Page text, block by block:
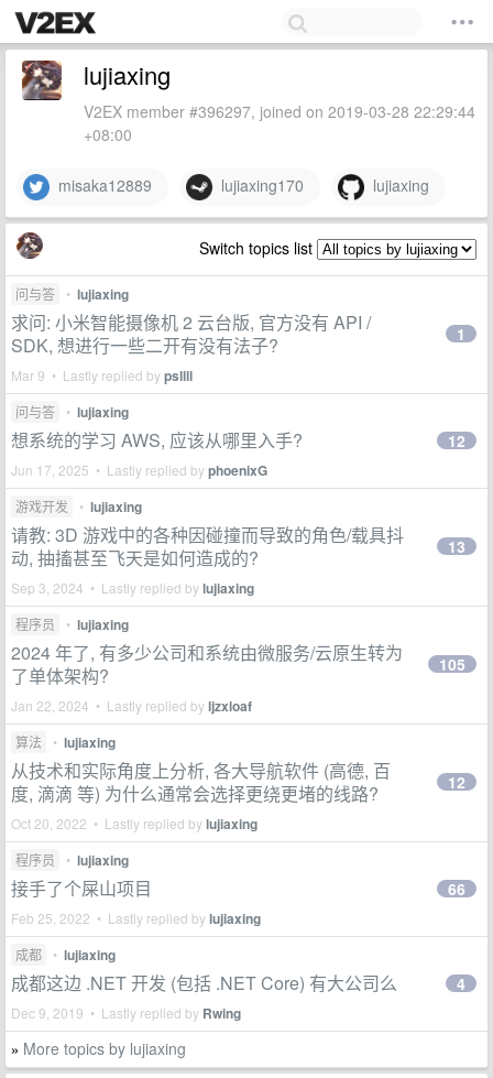
lujiaxing
V2EX member #396297, joined on 2019-03-28 22:29:44
+08:00
misaka12889 lujiaxing170 lujiaxing
Switch topics list
问与答 • lujiaxing
求问: 小米智能摄像机 2 云台版, 官方没有 API /
SDK, 想进行一些二开有没有法子?
Mar 9 • Lastly replied bypsllll
1
问与答 • lujiaxing
想系统的学习 AWS, 应该从哪里入手?
Jun 17, 2025 • Lastly replied byphoenixG
12
游戏开发 • lujiaxing
请教: 3D 游戏中的各种因碰撞而导致的角色/载具抖
动, 抽搐甚至飞天是如何造成的?
Sep 3, 2024 • Lastly replied bylujiaxing
13
程序员 • lujiaxing
2024 年了, 有多少公司和系统由微服务/云原生转为
了单体架构?
Jan 22, 2024 • Lastly replied byljzxloaf
105
算法 • lujiaxing
从技术和实际角度上分析, 各大导航软件 (高德, 百
度, 滴滴 等) 为什么通常会选择更绕更堵的线路?
Oct 20, 2022 • Lastly replied bylujiaxing
12
程序员 • lujiaxing
接手了个屎山项目
Feb 25, 2022 • Lastly replied bylujiaxing
66
成都 • lujiaxing
成都这边 .NET 开发 (包括 .NET Core) 有大公司么
Dec 9, 2019 • Lastly replied by Rwing
4
» More topics by lujiaxing